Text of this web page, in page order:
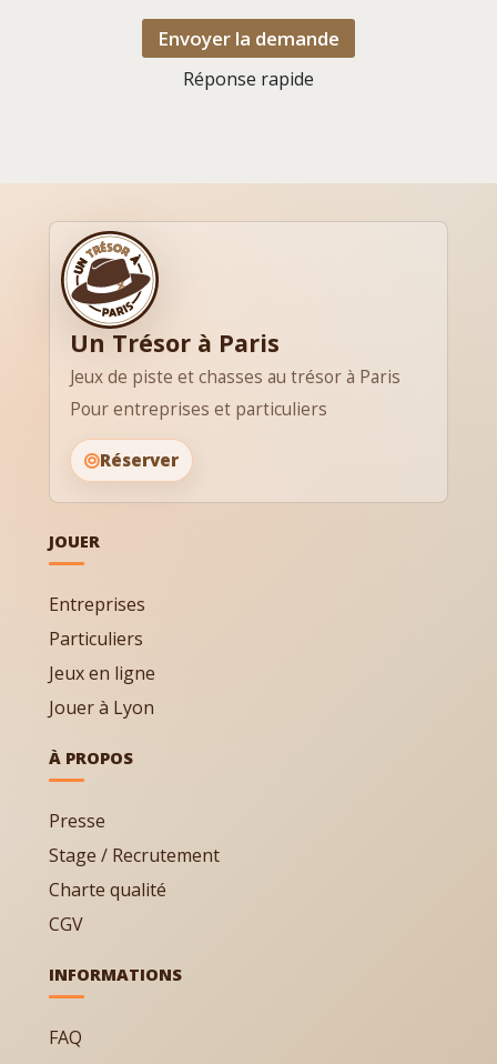
Envoyer la demande
Réponse rapide
Un Trésor à Paris
Jeux de piste et chasses au trésor à Paris
Pour entreprises et particuliers
Réserver
JOUER
Entreprises
Particuliers
Jeux en ligne
Jouer à Lyon
À PROPOS
Presse
Stage / Recrutement
Charte qualité
CGV
INFORMATIONS
FAQ